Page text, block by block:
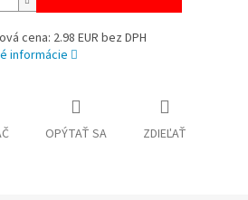
cena: 2.98 EUR bez DPH
informácie
OPÝTAŤ SA ZDIEĽAŤ